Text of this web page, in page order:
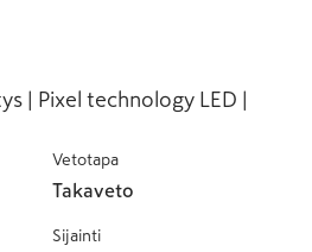
| Pixel technology LED |
Vetotapa
Takaveto
Sijainti